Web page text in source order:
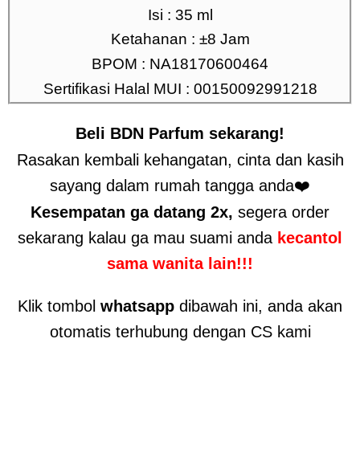
Isi : 35 ml
Ketahanan : ±8 Jam
BPOM : NA18170600464
Sertifikasi Halal MUI : 00150092991218
Beli BDN Parfum sekarang!
Rasakan kembali kehangatan, cinta dan kasih
sayang dalam rumah tangga anda❤️
Kesempatan ga datang 2x, segera order
sekarang kalau ga mau suami anda kecantol
sama wanita lain!!!
Klik tombol whatsapp dibawah ini, anda akan
otomatis terhubung dengan CS kami